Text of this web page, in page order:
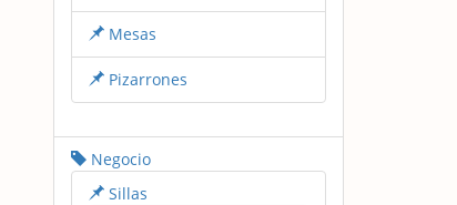
Mesas
Pizarrones
Negocio
Sillas